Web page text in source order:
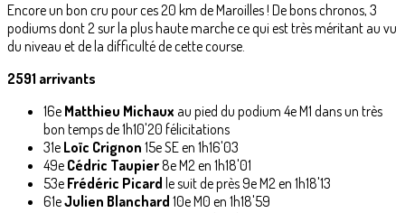
Encore un bon cru pour ces 20 km de Maroilles ! De bons chronos, 3
podiums dont 2 sur la plus haute marche ce qui est très méritant au vu
du niveau et de la difficulté de cette course.
2591 arrivants
16e Matthieu Michaux au pied du podium 4e M1 dans un très
bon temps de 1h10'20 félicitations
31e Loïc Crignon 15e SE en 1h16'03
49e Cédric Taupier8e M2 en 1h18'01
53e Frédéric Picard le suit de près 9e M2 en 1h18'13
61eJulien Blanchard 10e M0 en 1h18'59